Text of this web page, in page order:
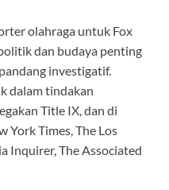
olahraga untuk Fox
dan budaya penting
investigatif.
dalam tindakan
Title IX, dan di
York Times, The Los
Inquirer, The Associated